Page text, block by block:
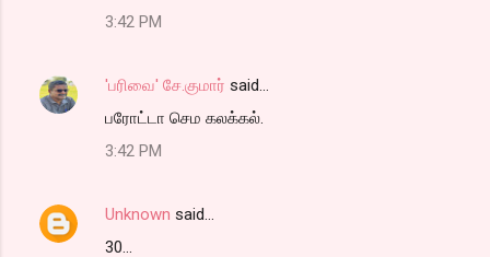
3:42 PM
'பரிவை' சே.குமார் said…
பரோட்டா செம கலக்கல்.
3:42 PM
Unknown said…
30...